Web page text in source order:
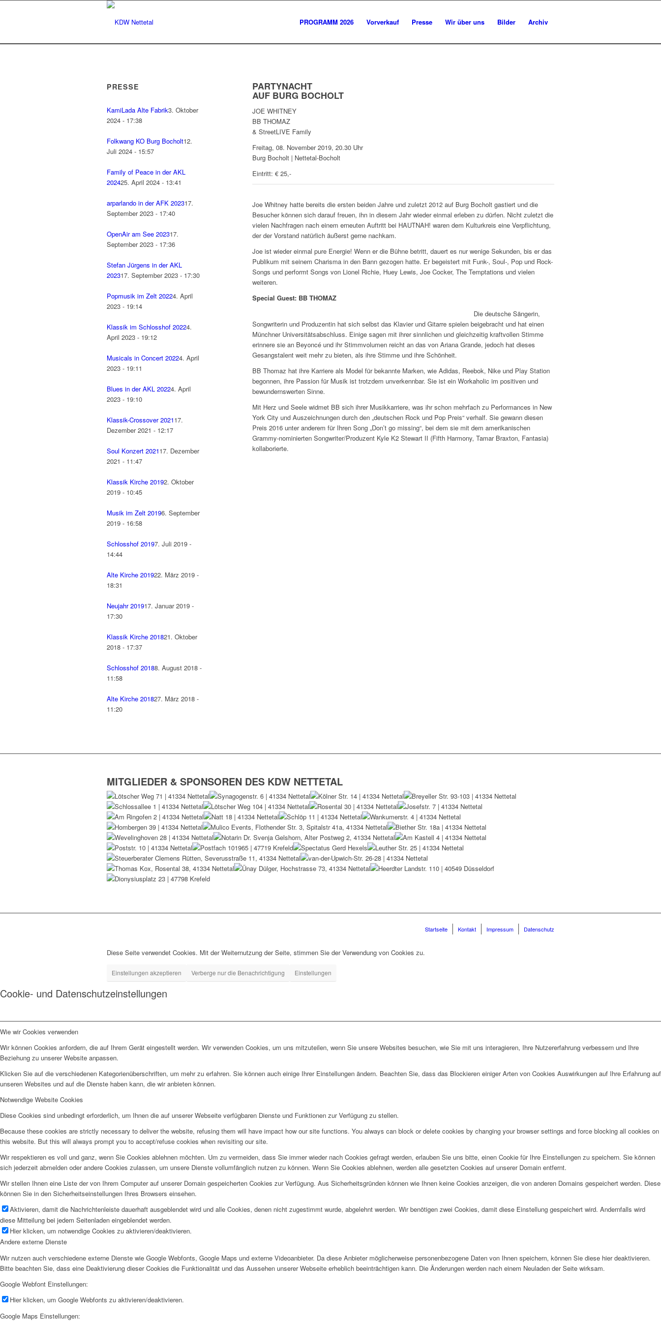
PROGRAMM 2026 Vorverkauf Presse Wir über uns Bilder Archiv
PARTYNACHT
AUF BURG BOCHOLT
JOE WHITNEY
BB THOMAZ
& StreetLIVE Family
Freitag, 08. November 2019, 20.30 Uhr
Burg Bocholt | Nettetal-Bocholt
Eintritt: € 25,-
Joe Whitney hatte bereits die ersten beiden Jahre und zuletzt 2012 auf Burg Bocholt gastiert und die
Besucher können sich darauf freuen, ihn in diesem Jahr wieder einmal erleben zu dürfen. Nicht zuletzt die
vielen Nachfragen nach einem erneuten Auftritt bei HAUTNAH! waren dem Kulturkreis eine Verpflichtung,
der der Vorstand natürlich äußerst gerne nachkam.
Joe ist wieder einmal pure Energie! Wenn er die Bühne betritt, dauert es nur wenige Sekunden, bis er das
Publikum mit seinem Charisma in den Bann gezogen hatte. Er begeistert mit Funk-, Soul-, Pop und Rock-
Songs und performt Songs von Lionel Richie, Huey Lewis, Joe Cocker, The Temptations und vielen
weiteren.
Special Guest: BB THOMAZ
Die deutsche Sängerin,
Songwriterin und Produzentin hat sich selbst das Klavier und Gitarre spielen beigebracht und hat einen
Münchner Universitätsabschluss. Einige sagen mit ihrer sinnlichen und gleichzeitig kraftvollen Stimme
erinnere sie an Beyoncé und ihr Stimmvolumen reicht an das von Ariana Grande, jedoch hat dieses
Gesangstalent weit mehr zu bieten, als ihre Stimme und ihre Schönheit.
BB Thomaz hat ihre Karriere als Model für bekannte Marken, wie Adidas, Reebok, Nike und Play Station
begonnen, ihre Passion für Musik ist trotzdem unverkennbar. Sie ist ein Workaholic im positiven und
bewundernswerten Sinne.
Mit Herz und Seele widmet BB sich ihrer Musikkarriere, was ihr schon mehrfach zu Performances in New
York City und Auszeichnungen durch den „deutschen Rock und Pop Preis“ verhalf. Sie gewann diesen
Preis 2016 unter anderem für Ihren Song „Don’t go missing“, bei dem sie mit dem amerikanischen
Grammy-nominierten Songwriter/Produzent Kyle K2 Stewart II (Fifth Harmony, Tamar Braxton, Fantasia)
kollaborierte.
PRESSE
KamiLada Alte Fabrik3. Oktober
2024 - 17:38
Folkwang KO Burg Bocholt12.
Juli 2024 - 15:57
Family of Peace in der AKL
202425. April 2024 - 13:41
arparlando in der AFK 202317.
September 2023 - 17:40
OpenAir am See 202317.
September 2023 - 17:36
Stefan Jürgens in der AKL
202317. September 2023 - 17:30
Popmusik im Zelt 20224. April
2023 - 19:14
Klassik im Schlosshof 20224.
April 2023 - 19:12
Musicals in Concert 20224. April
2023 - 19:11
Blues in der AKL 20224. April
2023 - 19:10
Klassik-Crossover 202117.
Dezember 2021 - 12:17
Soul Konzert 202117. Dezember
2021 - 11:47
Klassik Kirche 20192. Oktober
2019 - 10:45
Musik im Zelt 20196. September
2019 - 16:58
Schlosshof 20197. Juli 2019 -
14:44
Alte Kirche 201922. März 2019 -
18:31
Neujahr 201917. Januar 2019 -
17:30
Klassik Kirche 201821. Oktober
2018 - 17:37
Schlosshof 20188. August 2018 -
11:58
Alte Kirche 201827. März 2018 -
11:20
MITGLIEDER & SPONSOREN DES KDW NETTETAL
Startseite Kontakt Impressum Datenschutz
Diese Seite verwendet Cookies. Mit der Weiternutzung der Seite, stimmen Sie der Verwendung von Cookies zu.
Einstellungen akzeptieren Verberge nur die Benachrichtigung Einstellungen
Cookie- und Datenschutzeinstellungen
Wie wir Cookies verwenden
Wir können Cookies anfordern, die auf Ihrem Gerät eingestellt werden. Wir verwenden Cookies, um uns mitzuteilen, wenn Sie unsere Websites besuchen, wie Sie mit uns interagieren, Ihre Nutzererfahrung verbessern und Ihre
Beziehung zu unserer Website anpassen.
Klicken Sie auf die verschiedenen Kategorienüberschriften, um mehr zu erfahren. Sie können auch einige Ihrer Einstellungen ändern. Beachten Sie, dass das Blockieren einiger Arten von Cookies Auswirkungen auf Ihre Erfahrung auf
unseren Websites und auf die Dienste haben kann, die wir anbieten können.
Notwendige Website Cookies
Diese Cookies sind unbedingt erforderlich, um Ihnen die auf unserer Webseite verfügbaren Dienste und Funktionen zur Verfügung zu stellen.
Because these cookies are strictly necessary to deliver the website, refusing them will have impact how our site functions. You always can block or delete cookies by changing your browser settings and force blocking all cookies on
this website. But this will always prompt you to accept/refuse cookies when revisiting our site.
Wir respektieren es voll und ganz, wenn Sie Cookies ablehnen möchten. Um zu vermeiden, dass Sie immer wieder nach Cookies gefragt werden, erlauben Sie uns bitte, einen Cookie für Ihre Einstellungen zu speichern. Sie können
sich jederzeit abmelden oder andere Cookies zulassen, um unsere Dienste vollumfänglich nutzen zu können. Wenn Sie Cookies ablehnen, werden alle gesetzten Cookies auf unserer Domain entfernt.
Wir stellen Ihnen eine Liste der von Ihrem Computer auf unserer Domain gespeicherten Cookies zur Verfügung. Aus Sicherheitsgründen können wie Ihnen keine Cookies anzeigen, die von anderen Domains gespeichert werden. Diese
können Sie in den Sicherheitseinstellungen Ihres Browsers einsehen.
Aktivieren, damit die Nachrichtenleiste dauerhaft ausgeblendet wird und alle Cookies, denen nicht zugestimmt wurde, abgelehnt werden. Wir benötigen zwei Cookies, damit diese Einstellung gespeichert wird. Andernfalls wird
diese Mitteilung bei jedem Seitenladen eingeblendet werden.
Hier klicken, um notwendige Cookies zu aktivieren/deaktivieren.
Andere externe Dienste
Wir nutzen auch verschiedene externe Dienste wie Google Webfonts, Google Maps und externe Videoanbieter. Da diese Anbieter möglicherweise personenbezogene Daten von Ihnen speichern, können Sie diese hier deaktivieren.
Bitte beachten Sie, dass eine Deaktivierung dieser Cookies die Funktionalität und das Aussehen unserer Webseite erheblich beeinträchtigen kann. Die Änderungen werden nach einem Neuladen der Seite wirksam.
Google Webfont Einstellungen:
Hier klicken, um Google Webfonts zu aktivieren/deaktivieren.
Google Maps Einstellungen: